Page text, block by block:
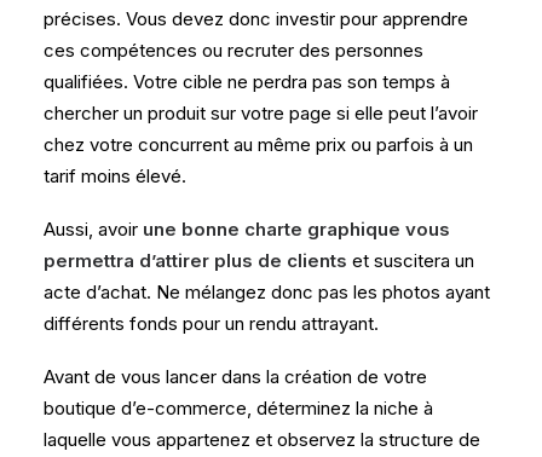
précises. Vous devez donc investir pour apprendre
ces compétences ou recruter des personnes
qualifiées. Votre cible ne perdra pas son temps à
chercher un produit sur votre page si elle peut l’avoir
chez votre concurrent au même prix ou parfois à un
tarif moins élevé.
Aussi, avoir une bonne charte graphique vous
permettra d’attirer plus de clients et suscitera un
acte d’achat. Ne mélangez donc pas les photos ayant
différents fonds pour un rendu attrayant.
Avant de vous lancer dans la création de votre
boutique d’e-commerce, déterminez la niche à
laquelle vous appartenez et observez la structure de